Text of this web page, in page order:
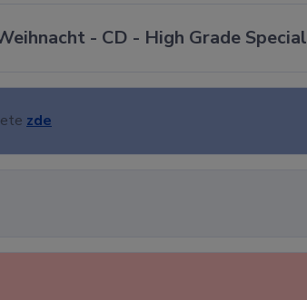
- CD - High Grade Special
zde